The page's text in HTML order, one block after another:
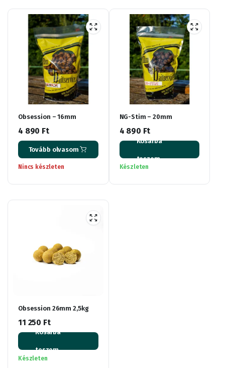
Obsession – 16mm
4 890 Ft
Tovább olvasom
Nincs készleten
NG-Stim – 20mm
4 890 Ft
Kosárba
teszem
Készleten
Obsession 26mm 2,5kg
11 250 Ft
Kosárba
teszem
Készleten